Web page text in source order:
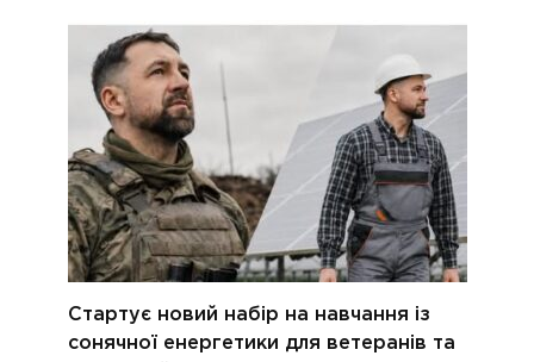
Стартує новий набір на навчання із
сонячної енергетики для ветеранів та